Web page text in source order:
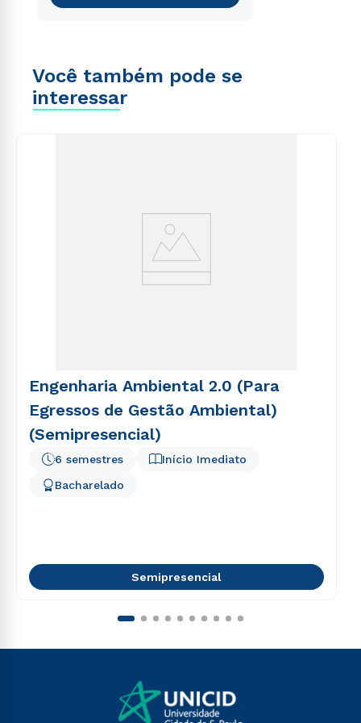
Você também pode se
interessar
Engenharia Ambiental 2.0 (Para
Egressos de Gestão Ambiental)
(Semipresencial)
Início Imediato
6 semestres
Bacharelado
Semipresencial